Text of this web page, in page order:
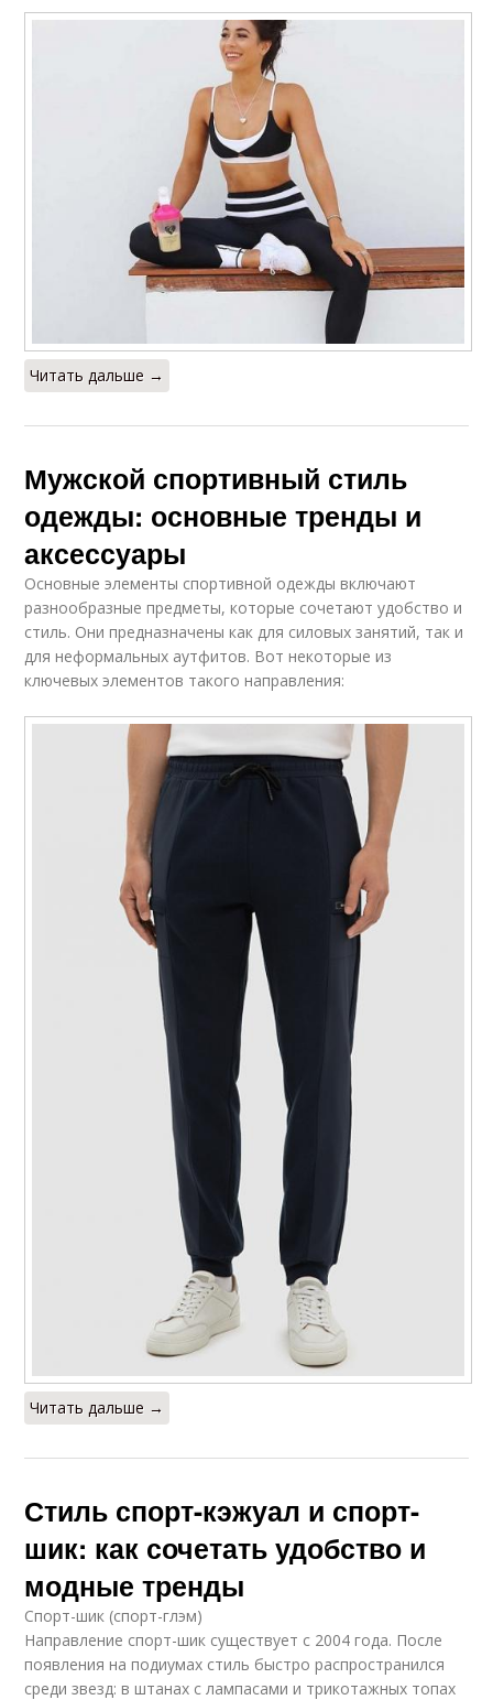
Читать дальше →
Мужской спортивный стиль
одежды: основные тренды и
аксессуары
Основные элементы спортивной одежды включают
разнообразные предметы, которые сочетают удобство и
стиль. Они предназначены как для силовых занятий, так и
для неформальных аутфитов. Вот некоторые из
ключевых элементов такого направления:
Читать дальше →
Стиль спорт-кэжуал и спорт-
шик: как сочетать удобство и
модные тренды
Спорт-шик (спорт-глэм)
Направление спорт-шик существует с 2004 года. После
появления на подиумах стиль быстро распространился
среди звезд: в штанах с лампасами и трикотажных топах